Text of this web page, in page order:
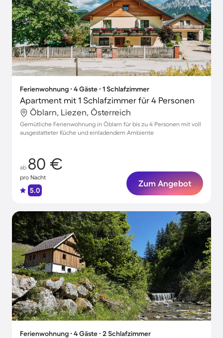
Ferienwohnung ∙ 4 Gäste ∙ 1 Schlafzimmer
Apartment mit 1 Schlafzimmer für 4 Personen
Öblarn, Liezen, Österreich
Gemütliche Ferienwohnung in Öblarn für bis zu 4 Personen mit voll
ausgestatteter Küche und einladendem Ambiente
ab 80 €
pro Nacht
5.0
Zum Angebot
Ferienwohnung ∙ 4 Gäste ∙ 2 Schlafzimmer